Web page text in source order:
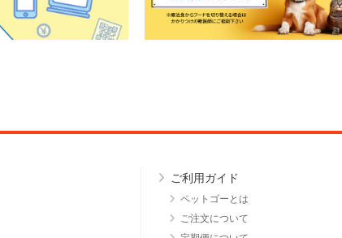
ご利用ガイド
ペットゴーとは
ご注文について